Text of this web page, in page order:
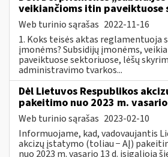
veikiančioms itin paveiktuose
Web turinio sąrašas 2022-11-16
1. Koks teisės aktas reglamentuoja
įmonėms? Subsidijų įmonėms,
paveiktuose sektoriuose, lėšų
administravimo tvarkos...
Dėl Lietuvos Respublikos
pakeitimo nuo 2023 m.
Web turinio sąrašas 2023-02-10
Informuojame, kad, vadovaujantis
akcizų įstatymo (toliau − AĮ)
nuo 2023 m. vasario 13 d. įsigalioja